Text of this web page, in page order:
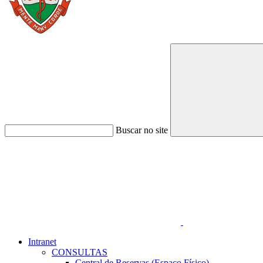
Buscar no site
Intranet
CONSULTAS